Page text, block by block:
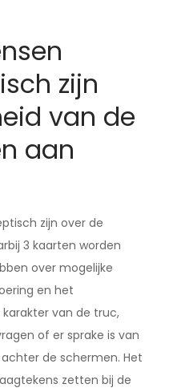
zijn
van de
aan
zijn over de
3 kaarten worden
over mogelijke
en het
van de truc,
of er sprake is van
de schermen. Het
zetten bij de